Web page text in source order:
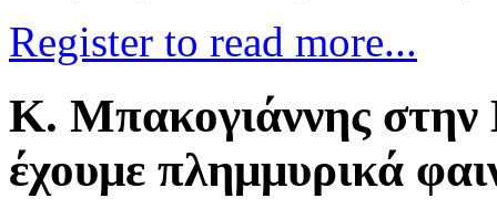
Register to read more...
Κ. Μπακογιάννης στην
έχουμε πλημμυρικά